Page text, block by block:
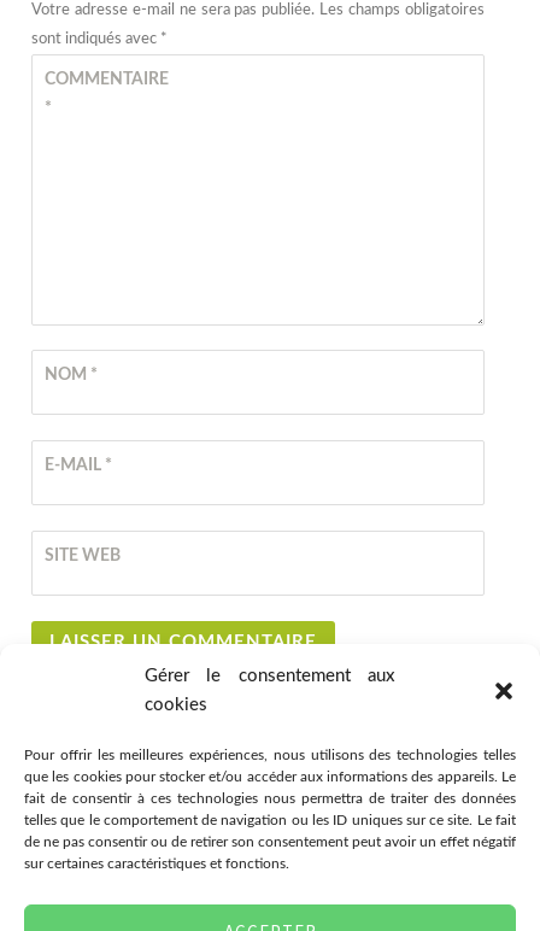
Gérer le consentement aux
cookies
Pour offrir les meilleures expériences, nous utilisons des technologies telles
que les cookies pour stocker et/ou accéder aux informations des appareils. Le
fait de consentir à ces technologies nous permettra de traiter des données
telles que le comportement de navigation ou les ID uniques sur ce site. Le fait
de ne pas consentir ou de retirer son consentement peut avoir un effet négatif
sur certaines caractéristiques et fonctions.
Votre adresse e-mail ne sera pas publiée. Les champs obligatoires
sont indiqués avec *
COMMENTAIRE
*
NOM *
E-MAIL *
SITE WEB
Association Citémômes